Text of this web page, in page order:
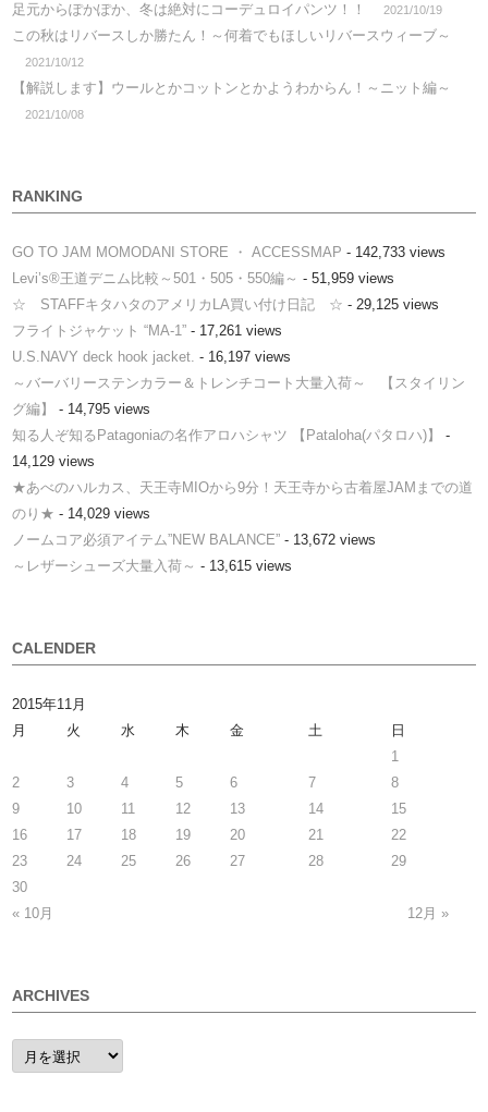
足元からぽかぽか、冬は絶対にコーデュロイパンツ！！ 2021/10/19
この秋はリバースしか勝たん！～何着でもほしいリバースウィーブ～
2021/10/12
【解説します】ウールとかコットンとかようわからん！～ニット編～
2021/10/08
RANKING
GO TO JAM MOMODANI STORE ・ ACCESSMAP - 142,733 views
Levi’s®王道デニム比較～501・505・550編～ - 51,959 views
☆ STAFFキタハタのアメリカLA買い付け日記 ☆ - 29,125 views
フライトジャケット “MA-1” - 17,261 views
U.S.NAVY deck hook jacket. - 16,197 views
～バーバリーステンカラー＆トレンチコート大量入荷～ 【スタイリン
グ編】
- 14,795 views
知る人ぞ知るPatagoniaの名作アロハシャツ 【Pataloha(パタロハ)】
-
14,129 views
★あべのハルカス、天王寺MIOから9分！天王寺から古着屋JAMまでの道
のり★ - 14,029 views
ノームコア必須アイテム”NEW BALANCE” - 13,672 views
～レザーシューズ大量入荷～ - 13,615 views
CALENDER
2015年11月
月
火 水 木 金 土 日
« 10月 12月 »
1
2
3 4 5 6 7
8
9
10 11 12 13 14
15
16
17 18 19 20 21
22
23
24 25 26 27 28
29
30
ARCHIVES
ARCHIVES